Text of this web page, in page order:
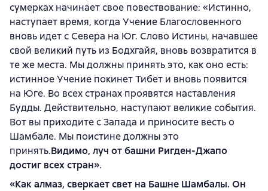
сумерках начинает свое повествование: «Истинно,
наступает время, когда Учение Благословенного
вновь идет с Севера на Юг. Слово Истины, начавшее
свой великий путь из Бодхгайя, вновь возвратится в
те же места. Мы должны принять это, как оно есть:
истинное Учение покинет Тибет и вновь появится
на Юге. Во всех странах проявятся наставления
Будды. Действительно, наступают великие события.
Вот вы приходите с Запада и приносите весть о
Шамбале. Мы поистине должны это
принять.Видимо, луч от башни Ригден-Джапо
достиг всех стран».
«Как алмаз, сверкает свет на Башне Шамбалы. Он